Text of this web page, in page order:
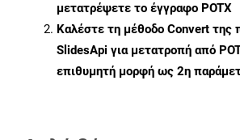
μετατρέψετε το έγγραφο POTX
Καλέστε τη μέθοδο Convert της
SlidesApi για μετατροπή από
επιθυμητή μορφή ως 2η